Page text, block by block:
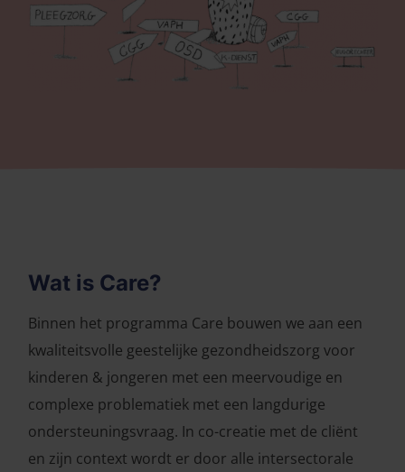
Wat is Care?
Binnen het programma Care bouwen we aan een
kwaliteitsvolle geestelijke gezondheidszorg voor
kinderen & jongeren met een meervoudige en
complexe problematiek met een langdurige
ondersteuningsvraag. In co-creatie met de cliënt
en zijn context wordt er door alle intersectorale